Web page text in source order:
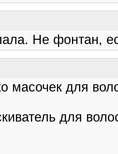
Не фонтан,
масочек для
для